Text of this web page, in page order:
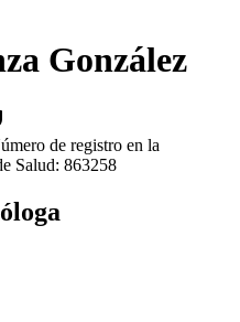
González
de registro en la
Salud: 863258